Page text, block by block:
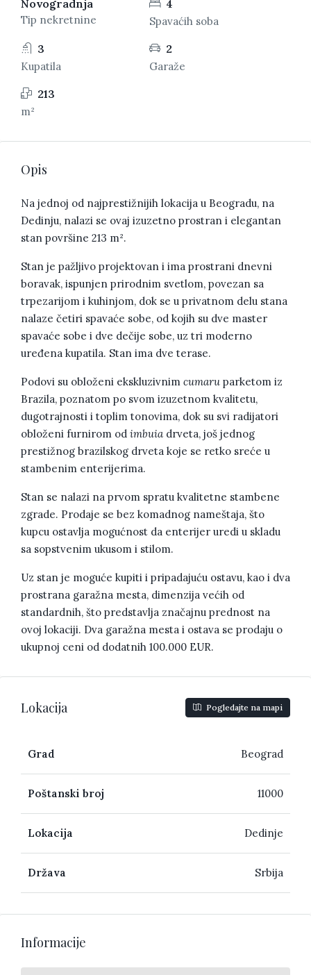
Novogradnja
Tip nekretnine
4
Spavaćih soba
3
Kupatila
2
Garaže
213
m²
Opis
Na jednoj od najprestižnijih lokacija u Beogradu, na
Dedinju, nalazi se ovaj izuzetno prostran i elegantan
stan površine 213 m².
Stan je pažljivo projektovan i ima prostrani dnevni
boravak, ispunjen prirodnim svetlom, povezan sa
trpezarijom i kuhinjom, dok se u privatnom delu stana
nalaze četiri spavaće sobe, od kojih su dve master
spavaće sobe i dve dečije sobe, uz tri moderno
uređena kupatila. Stan ima dve terase.
Podovi su obloženi ekskluzivnim cumaru parketom iz
Brazila, poznatom po svom izuzetnom kvalitetu,
dugotrajnosti i toplim tonovima, dok su svi radijatori
obloženi furnirom od imbuia drveta, još jednog
prestižnog brazilskog drveta koje se retko sreće u
stambenim enterijerima.
Stan se nalazi na prvom spratu kvalitetne stambene
zgrade. Prodaje se bez komadnog nameštaja, što
kupcu ostavlja mogućnost da enterijer uredi u skladu
sa sopstvenim ukusom i stilom.
Uz stan je moguće kupiti i pripadajuću ostavu, kao i dva
prostrana garažna mesta, dimenzija većih od
standardnih, što predstavlja značajnu prednost na
ovoj lokaciji. Dva garažna mesta i ostava se prodaju o
ukupnoj ceni od dodatnih 100.000 EUR.
Lokacija Pogledajte na mapi
Grad Beograd
Poštanski broj 11000
Lokacija Dedinje
Država Srbija
Informacije